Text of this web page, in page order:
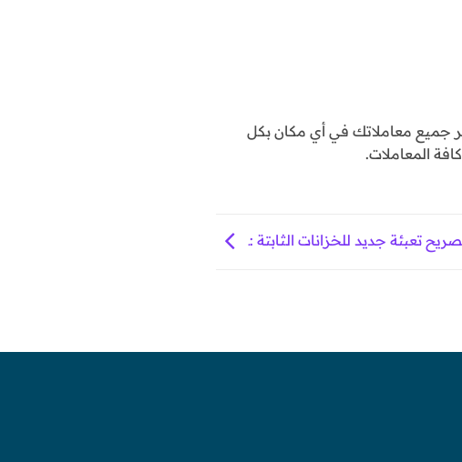
جميع معاملاتك في أي مكان بكل
المعاملات.
تعبئة جديد للخزانات الثابتة :ـ